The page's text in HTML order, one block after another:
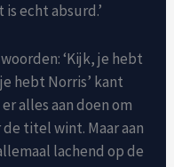
echt absurd.’
‘Kijk, je hebt
hebt Norris’ kant
alles aan doen om
titel wint. Maar aan
lachend op de